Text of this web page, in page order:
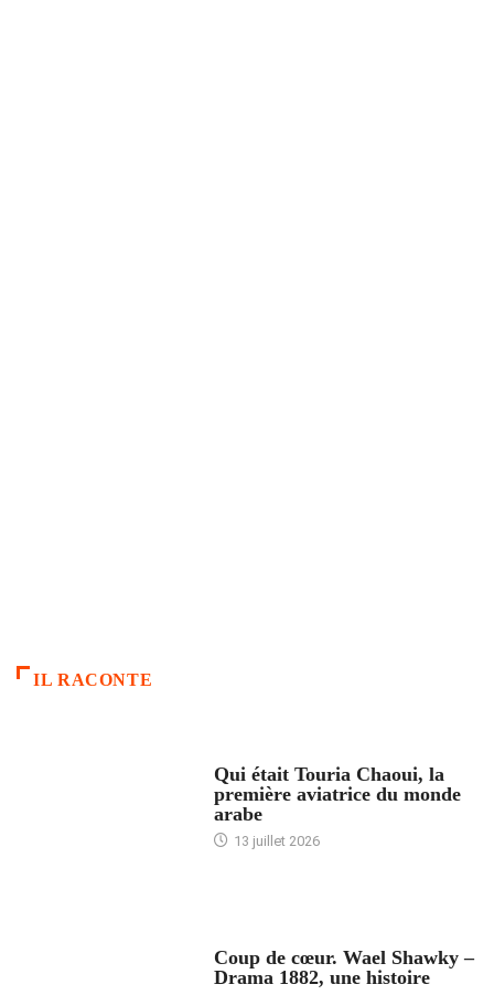
IL RACONTE
Qui était Touria Chaoui, la
première aviatrice du monde
arabe
13 juillet 2026
Coup de cœur. Wael Shawky –
Drama 1882, une histoire